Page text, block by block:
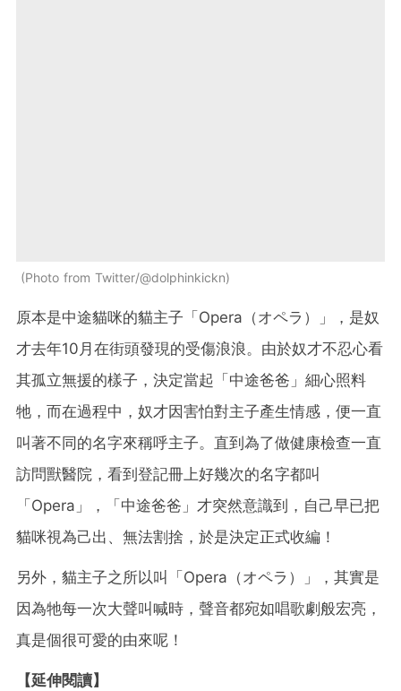
Photo from Twitter/@dolphinkickn
原本是中途貓咪的貓主子「Opera（オペラ）」，是奴
才去年10月在街頭發現的受傷浪浪。由於奴才不忍心看
其孤立無援的樣子，決定當起「中途爸爸」細心照料
牠，而在過程中，奴才因害怕對主子產生情感，便一直
叫著不同的名字來稱呼主子。直到為了做健康檢查一直
訪問獸醫院，看到登記冊上好幾次的名字都叫
「Opera」，「中途爸爸」才突然意識到，自己早已把
貓咪視為己出、無法割捨，於是決定正式收編！
另外，貓主子之所以叫「Opera（オペラ）」，其實是
因為牠每一次大聲叫喊時，聲音都宛如唱歌劇般宏亮，
真是個很可愛的由來呢！
【延伸閱讀】